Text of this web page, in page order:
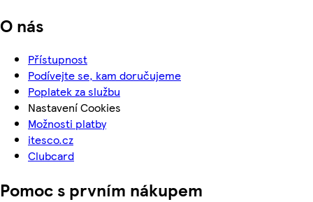
O nás
Přístupnost
Podívejte se, kam doručujeme
Poplatek za službu
Nastavení Cookies
Možnosti platby
itesco.cz
Clubcard
Pomoc s prvním nákupem